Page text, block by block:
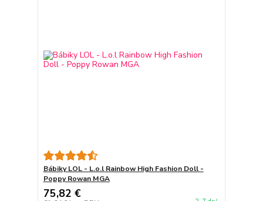
Bábiky LOL - L.o.l Rainbow High Fashion Doll -
Poppy Rowan MGA
75,82 €